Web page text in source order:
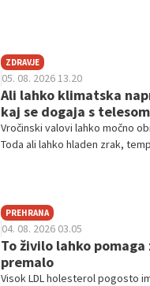
ZDRAVJE
05. 08. 2026 13.20
Ali lahko klimatska
kaj se dogaja s telesom
Vročinski valovi lahko močno
Toda ali lahko hladen zrak,
PREHRANA
04. 08. 2026 03.05
To živilo lahko
premalo
Visok LDL holesterol pogosto